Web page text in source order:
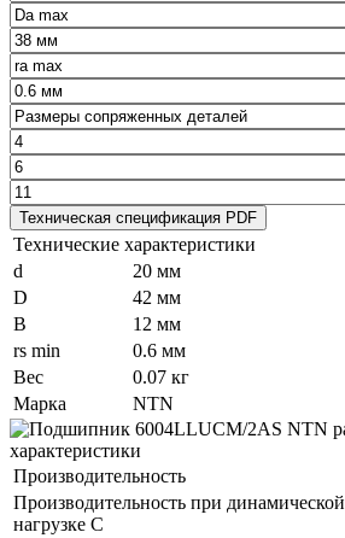
Технические характеристики
d
20 мм
D
42 мм
B
12 мм
rs min
0.6 мм
Вес
0.07 кг
Марка
NTN
Производительность
Производительность при динамической
нагрузке C